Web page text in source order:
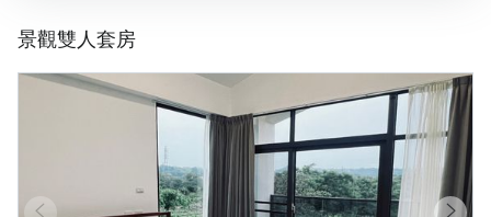
景觀雙人套房